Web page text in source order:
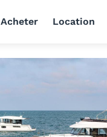
Acheter Location